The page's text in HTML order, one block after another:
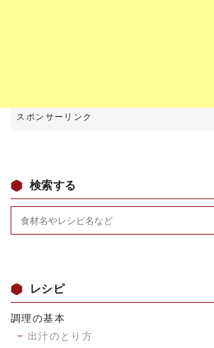
検索する
レシピ
調理の基本
出汁のとり方